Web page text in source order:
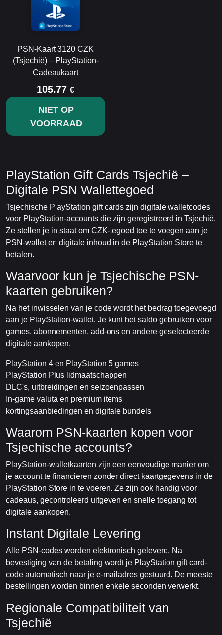
PSN-Kaart 3120 CZK
(Tsjechië) – PlayStation-
Cadeaukaart
105.77 €
NIET OP
VOORRAAD
PlayStation Gift Cards Tsjechië –
Digitale PSN Wallettegoed
Tsjechische PlayStation gift cards zijn digitale walletcodes
voor PlayStation-accounts die zijn geregistreerd in Tsjechië.
Ze stellen je in staat om CZK-tegoed toe te voegen aan je
PSN-wallet en digitale inhoud in de PlayStation Store te
betalen.
Waarvoor kun je Tsjechische PSN-
kaarten gebruiken?
Na het inwisselen van je code wordt het bedrag toegevoegd
aan je PlayStation-wallet. Je kunt het saldo gebruiken voor
games, abonnementen, add-ons en andere geselecteerde
digitale aankopen.
PlayStation 4 en PlayStation 5 games
PlayStation Plus lidmaatschappen
DLC's, uitbreidingen en seizoenpassen
In-game valuta en premium items
kortingsaanbiedingen en digitale bundels
Waarom PSN-kaarten kopen voor
Tsjechische accounts?
PlayStation-walletkaarten zijn een eenvoudige manier om
je account te financieren zonder direct kaartgegevens in de
PlayStation Store in te voeren. Ze zijn ook handig voor
cadeaus, gecontroleerd uitgeven en snelle toegang tot
digitale aankopen.
Instant Digitale Levering
Alle PSN-codes worden elektronisch geleverd. Na
bevestiging van de betaling wordt je PlayStation gift card-
code automatisch naar je e-mailadres gestuurd. De meeste
bestellingen worden binnen enkele seconden verwerkt.
Regionale Compatibiliteit van
Tsjechië